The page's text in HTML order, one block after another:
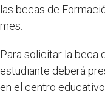
las becas de
mes.
Para solicitar la beca
estudiante deberá
en el centro